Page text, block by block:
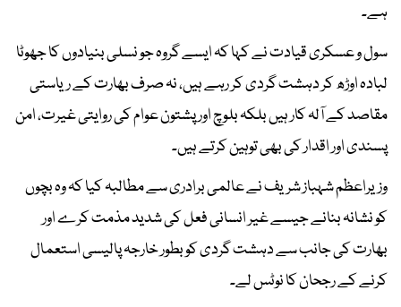
ہے۔
سول و عسکری قیادت نے کہا کہ ایسے گروہ جو نسلی بنیادوں کا جھوٹا
لبادہ اوڑھ کر دہشت گردی کر رہے ہیں، نہ صرف بھارت کے ریاستی
مقاصد کے آلہ کار ہیں بلکہ بلوچ اور پشتون عوام کی روایتی غیرت، امن
پسندی اور اقدار کی بھی توہین کرتے ہیں۔
وزیراعظم شہباز شریف نے عالمی برادری سے مطالبہ کیا کہ وہ بچوں
کو نشانہ بنانے جیسے غیر انسانی فعل کی شدید مذمت کرے اور
بھارت کی جانب سے دہشت گردی کو بطور خارجہ پالیسی استعمال
کرنے کے رجحان کا نوٹس لے۔